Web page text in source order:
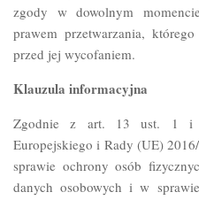
zgody w dowolnym
prawem przetwarzania,
przed jej wycofaniem.
Klauzula informacyjna
Zgodnie z art. 13 ust. 1 i 2
Europejskiego i Rady (UE)
sprawie ochrony osób
danych osobowych i w